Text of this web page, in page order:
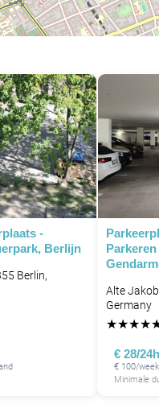
-
Berlijn
Berlin,
Alte
Germany
★★★★
€ 28/24h
€ 100/
Minimale